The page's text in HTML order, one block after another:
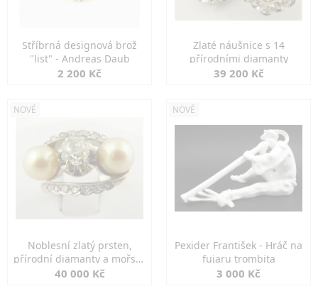
Stříbrná designová brož
"list" - Andreas Daub
2 200 Kč
Zlaté náušnice s 14
přírodními diamanty
39 200 Kč
NOVÉ
Noblesní zlatý prsten,
přírodní diamanty a mořské
perly
40 000 Kč
NOVÉ
Pexider František - Hráč na
fujaru trombita
3 000 Kč